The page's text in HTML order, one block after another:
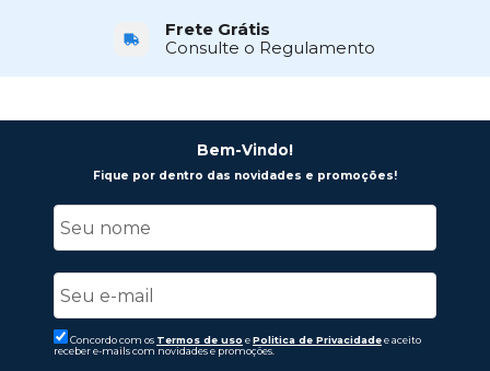
Frete Grátis
Consulte o Regulamento
Bem-Vindo!
Fique por dentro das novidades e promoções!
Concordo com os Termos de uso ePolitica de Privacidadee aceito
receber e-mails com novidades e promoções.